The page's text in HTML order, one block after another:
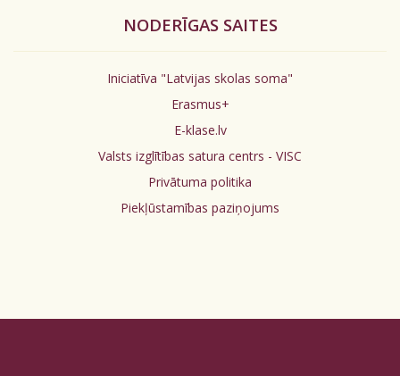
NODERĪGAS SAITES
Iniciatīva "Latvijas skolas soma"
Erasmus+
E-klase.lv
Valsts izglītības satura centrs - VISC
Privātuma politika
Piekļūstamības paziņojums